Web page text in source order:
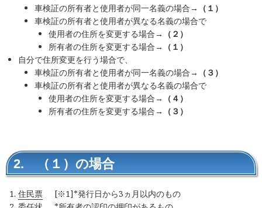
車検証の所有者と使用者が同一名義の場合→（１）
車検証の所有者と使用者が異なる名義の場合で
使用者の住所を変更する場合→（２）
所有者の住所を変更する場合→（１）
自分で住所変更を行う場合で、
車検証の所有者と使用者が同一名義の場合→（３）
車検証の所有者と使用者が異なる名義の場合で
使用者の住所を変更する場合→（４）
所有者の住所を変更する場合→（３）
2. （１）の場合
住民票
[※1]*発行日から3ヵ月以内のもの